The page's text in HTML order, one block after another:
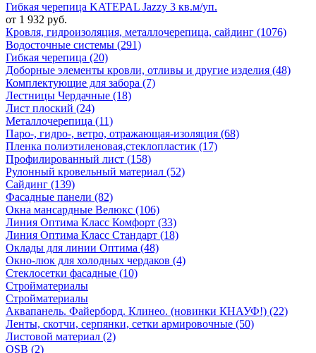
Гибкая черепица KATEPAL Jazzy 3 кв.м/уп.
от 1 932 руб.
Кровля, гидроизоляция, металлочерепица, сайдинг (1076)
Водосточные системы (291)
Гибкая черепица (20)
Доборные элементы кровли, отливы и другие изделия (48)
Комплектующие для забора (7)
Лестницы Чердачные (18)
Лист плоский (24)
Металлочерепица (11)
Паро-, гидро-, ветро, отражающая-изоляция (68)
Пленка полиэтиленовая,стеклопластик (17)
Профилированный лист (158)
Рулонный кровельный материал (52)
Сайдинг (139)
Фасадные панели (82)
Окна мансардные Велюкс (106)
Линия Оптима Класс Комфорт (33)
Линия Оптима Класс Стандарт (18)
Оклады для линии Оптима (48)
Окно-люк для холодных чердаков (4)
Стеклосетки фасадные (10)
Стройматериалы
Стройматериалы
Аквапанель. Файерборд. Клинео. (новинки КНАУФ!) (22)
Ленты, скотчи, серпянки, сетки армировочные (50)
Листовой материал (2)
OSB (2)